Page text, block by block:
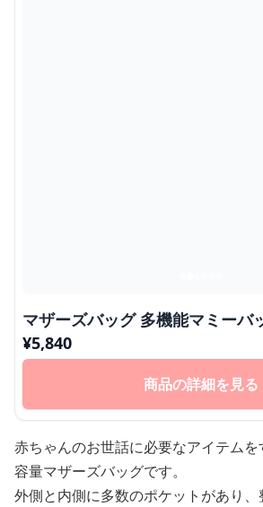
マザーズバッグ 多機能マミーバ
¥5,840
商品の詳細を見る
赤ちゃんのお世話に必要なアイテム
容量マザーズバッグです。
外側と内側に多数のポケットがあり